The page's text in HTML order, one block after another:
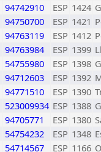
94742910 ESP 1424
94750700 ESP 1421
94763119 ESP 1412
94763984 ESP 1399
54755980 ESP 1398
94712603 ESP 1392
94771510 ESP 1390
523009934 ESP 1388
94705771 ESP 1380
54754232 ESP 1348
54714567 ESP 1166